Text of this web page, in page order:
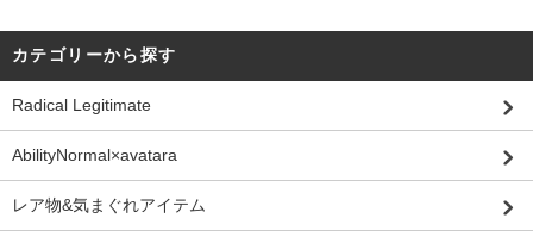
カテゴリーから探す
Radical Legitimate
AbilityNormal×avatara
レア物&気まぐれアイテム